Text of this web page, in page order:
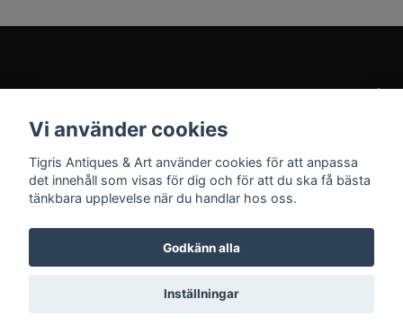
Sociala medier
© 2026 Tigris Antiques & Art
Vi använder cookies
Tigris Antiques & Art använder cookies för att anpassa
det innehåll som visas för dig och för att du ska få bästa
tänkbara upplevelse när du handlar hos oss.
Godkänn alla
Inställningar